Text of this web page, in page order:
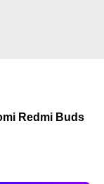
Redmi Buds